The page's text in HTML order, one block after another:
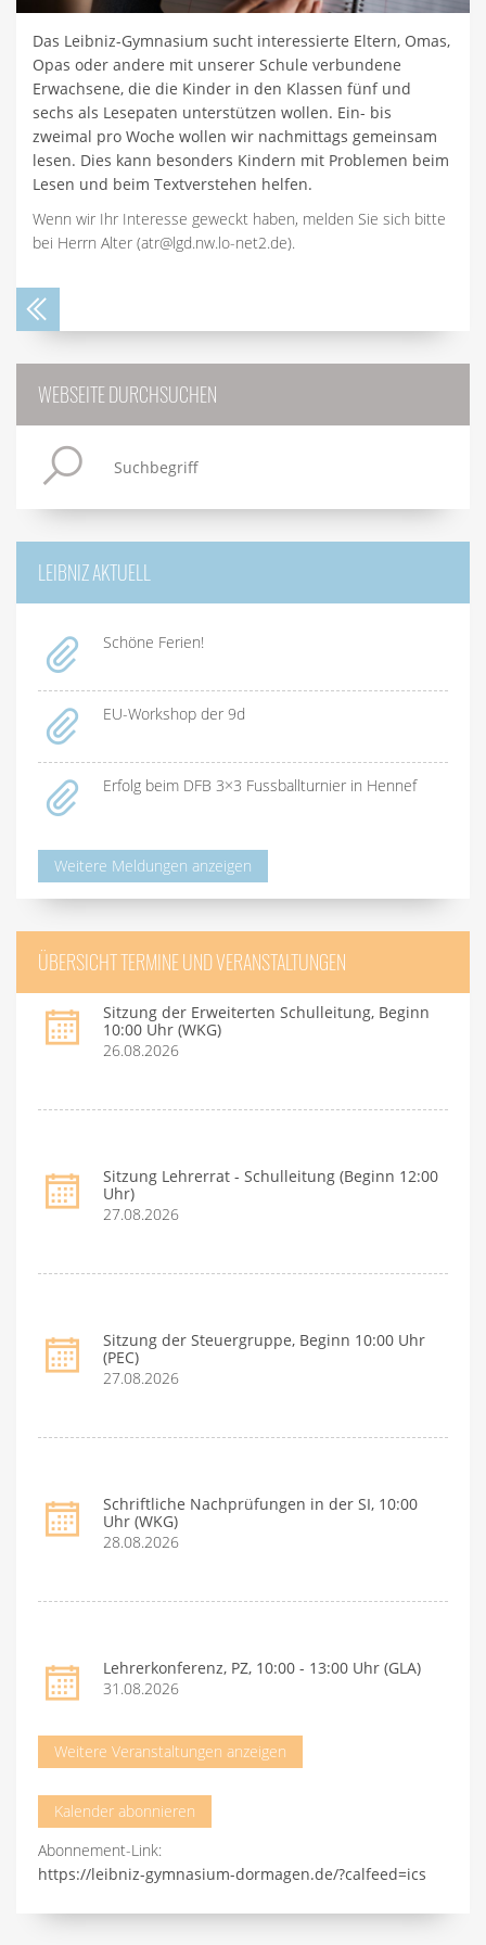
Das Leibniz-Gymnasium sucht interessierte Eltern, Omas,
Opas oder andere mit unserer Schule verbundene
Erwachsene, die die Kinder in den Klassen fünf und
sechs als Lesepaten unterstützen wollen. Ein- bis
zweimal pro Woche wollen wir nachmittags gemeinsam
lesen. Dies kann besonders Kindern mit Problemen beim
Lesen und beim Textverstehen helfen.
Wenn wir Ihr Interesse geweckt haben, melden Sie sich bitte
bei Herrn Alter (atr@lgd.nw.lo-net2.de).
WEBSEITE DURCHSUCHEN
LEIBNIZ AKTUELL
Schöne Ferien!
EU-Workshop der 9d
Erfolg beim DFB 3×3 Fussballturnier in Hennef
Weitere Meldungen anzeigen
ÜBERSICHT TERMINE UND VERANSTALTUNGEN
Sitzung der Erweiterten Schulleitung, Beginn
10:00 Uhr (WKG)
26.08.2026
Sitzung Lehrerrat - Schulleitung (Beginn 12:00
Uhr)
27.08.2026
Sitzung der Steuergruppe, Beginn 10:00 Uhr
(PEC)
27.08.2026
Schriftliche Nachprüfungen in der SI, 10:00
Uhr (WKG)
28.08.2026
Lehrerkonferenz, PZ, 10:00 - 13:00 Uhr (GLA)
31.08.2026
Weitere Veranstaltungen anzeigen
Kalender abonnieren
Abonnement-Link:
https://leibniz-gymnasium-dormagen.de/?calfeed=ics